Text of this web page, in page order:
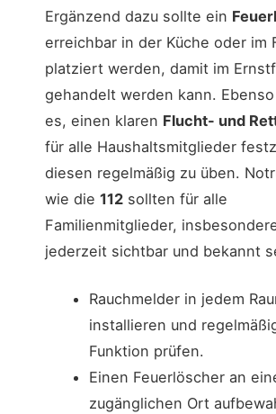
Ergänzend dazu sollte ein
erreichbar in der Küche oder im
platziert werden, damit im
gehandelt werden kann.
es, einen klaren Flucht- und
für alle Haushaltsmitglieder
diesen regelmäßig zu üben.
wie die 112 sollten für alle
Familienmitglieder,
jederzeit sichtbar und bekannt
Rauchmelder in jedem
installieren und
Funktion prüfen.
Einen Feuerlöscher an
zugänglichen Ort